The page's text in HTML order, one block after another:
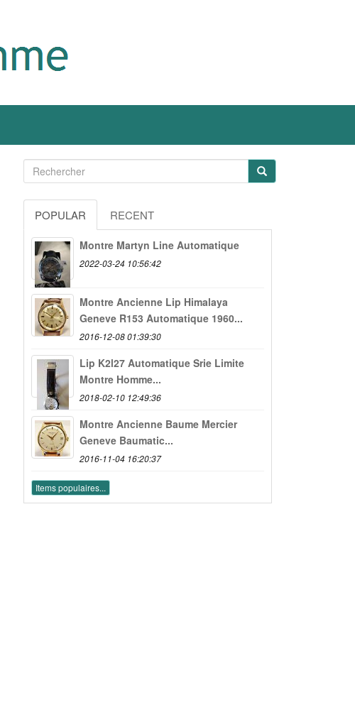
POPULAR RECENT
Montre Martyn Line Automatique
2022-03-24 10:56:42
Montre Ancienne Lip Himalaya
Geneve R153 Automatique 1960...
2016-12-08 01:39:30
Lip K2l27 Automatique Srie Limite
Montre Homme...
2018-02-10 12:49:36
Montre Ancienne Baume Mercier
Geneve Baumatic...
2016-11-04 16:20:37
Items populaires...